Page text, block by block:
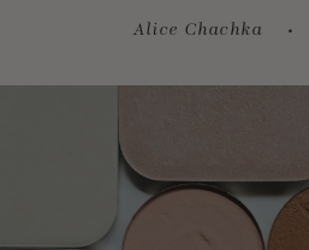
Alice Chachka